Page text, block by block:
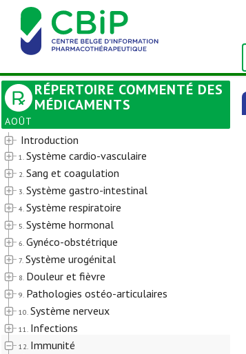
RÉPERTOIRE COMMENTÉ DES
MÉDICAMENTS
AOÛT
Introduction
1. Système cardio-vasculaire
2. Sang et coagulation
3. Système gastro-intestinal
4. Système respiratoire
5. Système hormonal
6. Gynéco-obstétrique
7. Système urogénital
8. Douleur et fièvre
9. Pathologies ostéo-articulaires
10. Système nerveux
11. Infections
12. Immunité